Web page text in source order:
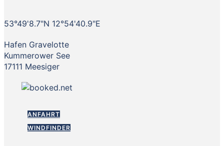
53°49'8.7"N 12°54'40.9"E
Hafen Gravelotte
Kummerower See
17111 Meesiger
ANFAHRT
WINDFINDER